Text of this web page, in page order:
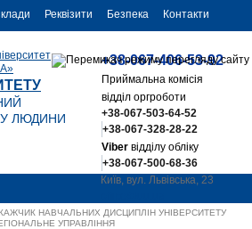
Реквізити Безпека Контакти
ЛЮДИНИ
+38-067-406-53-92
Приймальна комісія
відділ оргроботи
+38-067-503-64-52
+38-067-328-28-22
Viberвідділу обліку
+38-067-500-68-36
Київ, вул. Львівська, 23
НАВЧАЛЬНИХ ДИСЦИПЛІН УНІВЕРСИТЕТУ
УПРАВЛІННЯ